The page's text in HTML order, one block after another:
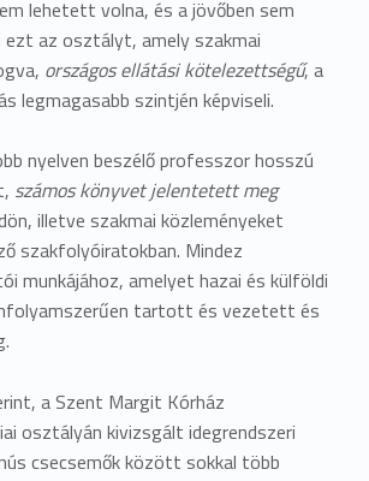
lehetett volna, és a jövőben sem
az osztályt, amely szakmai
országos ellátási kötelezettségű, a
legmagasabb szintjén képviseli.
nyelven beszélő professzor hosszú
számos könyvet jelentetett meg
illetve szakmai közleményeket
szakfolyóiratokban. Mindez
munkájához, amelyet hazai és külföldi
tartott és vezetett és
a Szent Margit Kórház
osztályán kivizsgált idegrendszeri
csecsemők között sokkal több